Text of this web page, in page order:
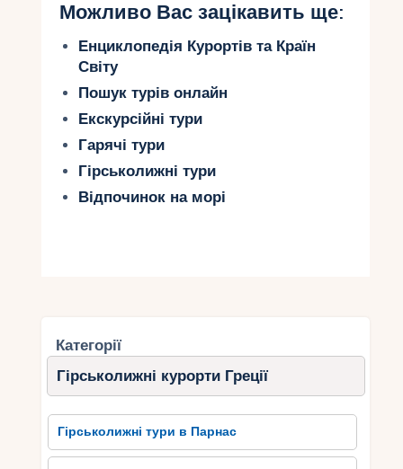
Можливо Вас зацікавить ще:
Енциклопедія Курортів та Країн
Світу
Пошук турів онлайн
Екскурсійні тури
Гарячі тури
Гірськолижні тури
Відпочинок на морі
Категорії
Гірськолижні курорти Греції
Гірськолижні тури в Парнас